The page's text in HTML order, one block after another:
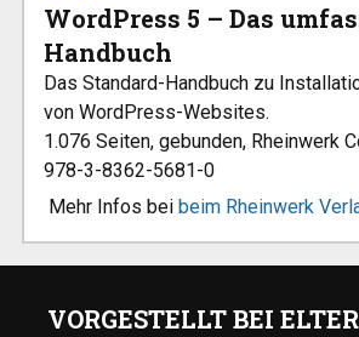
WordPress 5 – Das
Handbuch
Das Standard-Handbuch zu
von WordPress-Websites.
1.076 Seiten, gebunden, Rheinwerk
978-3-8362-5681-0
Mehr Infos bei beim Rheinwerk
VORGESTELLT BEI